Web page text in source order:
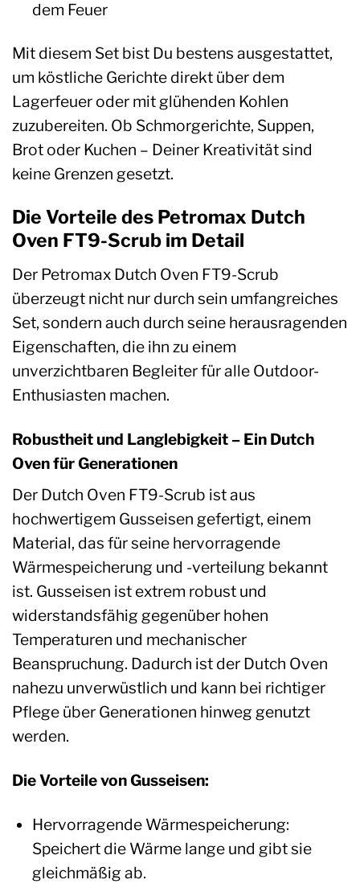
dem Feuer
Mit diesem Set bist Du bestens ausgestattet,
um köstliche Gerichte direkt über dem
Lagerfeuer oder mit glühenden Kohlen
zuzubereiten. Ob Schmorgerichte, Suppen,
Brot oder Kuchen – Deiner Kreativität sind
keine Grenzen gesetzt.
Die Vorteile des Petromax Dutch
Oven FT9-Scrub im Detail
Der Petromax Dutch Oven FT9-Scrub
überzeugt nicht nur durch sein umfangreiches
Set, sondern auch durch seine herausragenden
Eigenschaften, die ihn zu einem
unverzichtbaren Begleiter für alle Outdoor-
Enthusiasten machen.
Robustheit und Langlebigkeit – Ein Dutch
Oven für Generationen
Der Dutch Oven FT9-Scrub ist aus
hochwertigem Gusseisen gefertigt, einem
Material, das für seine hervorragende
Wärmespeicherung und -verteilung bekannt
ist. Gusseisen ist extrem robust und
widerstandsfähig gegenüber hohen
Temperaturen und mechanischer
Beanspruchung. Dadurch ist der Dutch Oven
nahezu unverwüstlich und kann bei richtiger
Pflege über Generationen hinweg genutzt
werden.
Die Vorteile von Gusseisen:
Hervorragende Wärmespeicherung:
Speichert die Wärme lange und gibt sie
gleichmäßig ab.